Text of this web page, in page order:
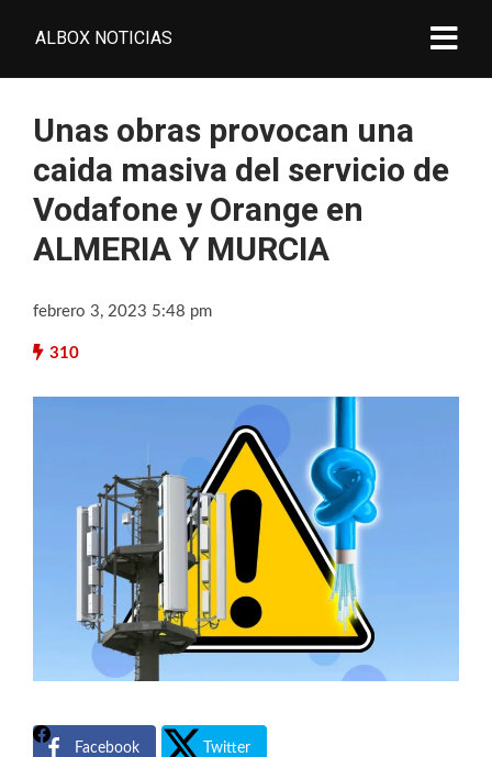
ALBOX NOTICIAS
Unas obras provocan una
caida masiva del servicio de
Vodafone y Orange en
ALMERIA Y MURCIA
febrero 3, 2023 5:48 pm
310
Facebook Twitter